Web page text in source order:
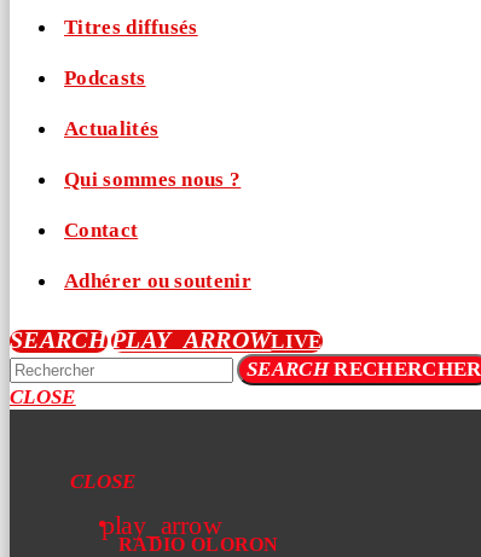
Titres diffusés
Podcasts
Actualités
Qui sommes nous ?
Contact
Adhérer ou soutenir
SEARCHPLAY_ARROWLIVE
SEARCHRECHERCHER
CLOSE
CLOSE
play_arrow
RADIO OLORON